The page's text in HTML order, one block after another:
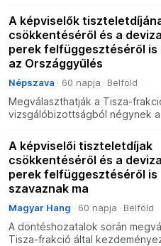
A képviselők
csökkentéséről és a
perek felfüggesztéséről is
az Országgyűlés
Népszava 60 napja Belföld
Megválaszthatják a Tisza-
vizsgálóbizottságból négynek
A képviselői tiszteletdíjak
csökkentéséről és a
perek felfüggesztéséről is
szavaznak ma
Magyar Hang 60 napja Belföld
A döntéshozatalok során
Tisza-frakció által